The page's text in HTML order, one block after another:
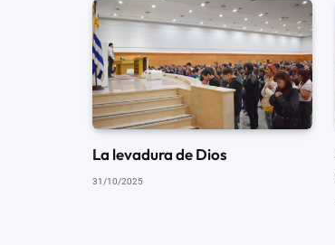
La levadura de Dios
31/10/2025